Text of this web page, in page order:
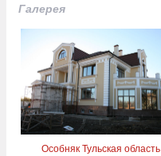
Галерея
Особняк Тульская область